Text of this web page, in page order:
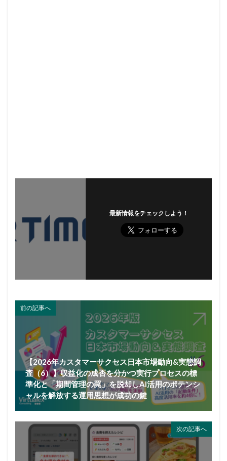
最新情報をチェックしよう！
前の記事へ
【2026年カスタマーサクセス日本市場動向&実態調
査（6）】収益化の成否を分かつ実行プロセスの標
準化と「期間管理の罠」を脱却しAI活用のポテンシ
ャルを解放する運用思想が成功の鍵
次の記事へ